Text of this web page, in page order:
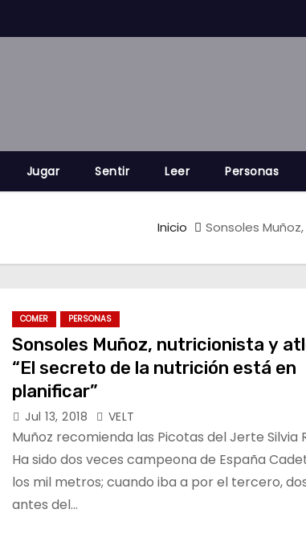
Jugar Sentir Leer Personas
Inicio Sonsoles
COMER PERSONAS
Sonsoles Muñoz, nutricionista y
“El secreto de la nutrición está en
planificar”
Jul 13, 2018 VELT
Muñoz recomienda las Picotas del Jerte Silvia
Ha sido dos veces campeona de España
los mil metros; cuando iba a por el tercero,
antes del…